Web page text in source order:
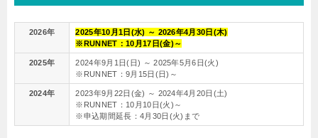
2026年
2025年10月1日(水) ～ 2026年4月30日(木)
※RUNNET：10月17日(金)～
2025年
2024年9月1日(日) ～ 2025年5月6日(火)
※RUNNET：9月15日(日)～
2024年
2023年9月22日(金) ～ 2024年4月20日(土)
※RUNNET：10月10日(火)～
※申込期間延長：4月30日(火)まで